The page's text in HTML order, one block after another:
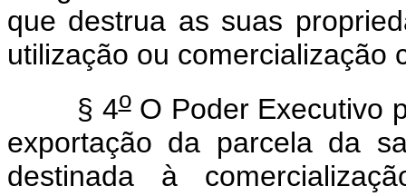
que destrua as suas
utilização ou comercialização
§ 4oO Poder Executivo
exportação da parcela da
destinada à